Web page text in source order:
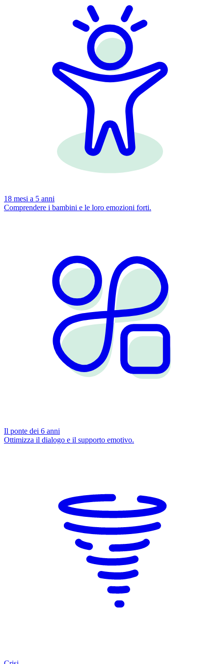
18 mesi a 5 anni
Comprendere i bambini e le loro emozioni forti.
Il ponte dei 6 anni
Ottimizza il dialogo e il supporto emotivo.